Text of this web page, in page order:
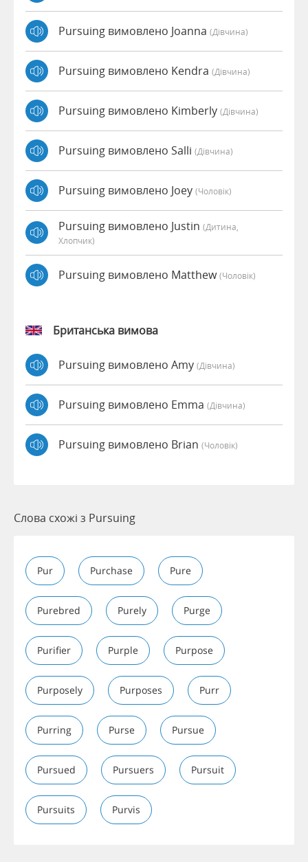
Pursuing вимовлено Joanna (дівчина)
Pursuing вимовлено Kendra (дівчина)
Pursuing вимовлено Kimberly (дівчина)
Pursuing вимовлено Salli (дівчина)
Pursuing вимовлено Joey (чоловік)
Pursuing вимовлено Justin (дитина,
Хлопчик)
Pursuing вимовлено Matthew(чоловік)
Британська вимова
Pursuing вимовлено Amy (дівчина)
Pursuing вимовлено Emma (дівчина)
Pursuing вимовлено Brian (чоловік)
Слова схожі з Pursuing
Pur Purchase Pure
Purebred Purely Purge
Purifier Purple Purpose
Purposely Purposes Purr
Purring Purse Pursue
Pursued Pursuers Pursuit
Pursuits Purvis